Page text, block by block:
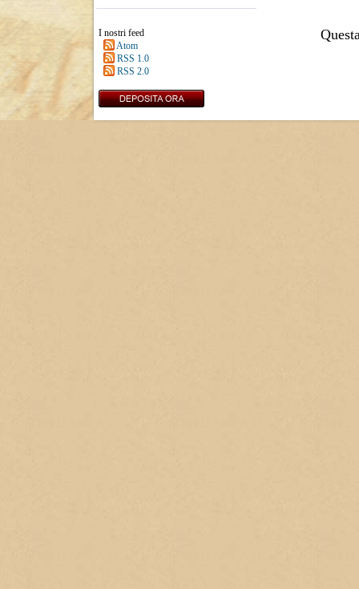
I nostri feed
Atom
RSS 1.0
RSS 2.0